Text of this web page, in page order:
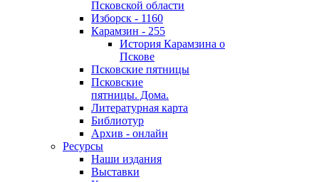
Псковской области
Изборск - 1160
Карамзин - 255
История Карамзина о
Пскове
Псковские пятницы
Псковские
пятницы. Дома.
Литературная карта
Библиотур
Архив - онлайн
Ресурсы
Наши издания
Выставки